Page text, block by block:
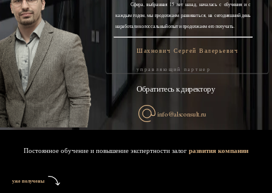
Сфера, выбранная 15 лет назад, началась с обучения и с
каждым годом, мы продолжаем развиваться, на сегодняшний день
наработали колоссальный опыт и продолжаем его получать.
Шахнович Сергей Валерьевич
управляющий партнер
Обратитесь к директору
info@alsconsult.ru
Постоянное обучение и повышение экспертности залог развития компании
уже получены